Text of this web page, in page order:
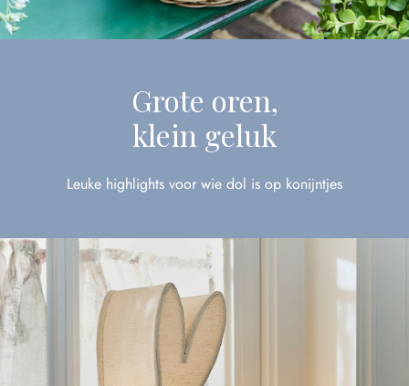
Grote oren,
klein geluk
Leuke highlights voor wie dol is op konijntjes